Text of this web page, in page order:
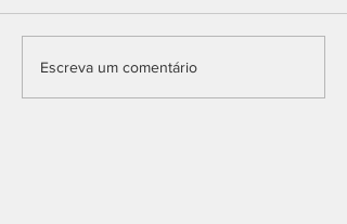
Escreva um comentário